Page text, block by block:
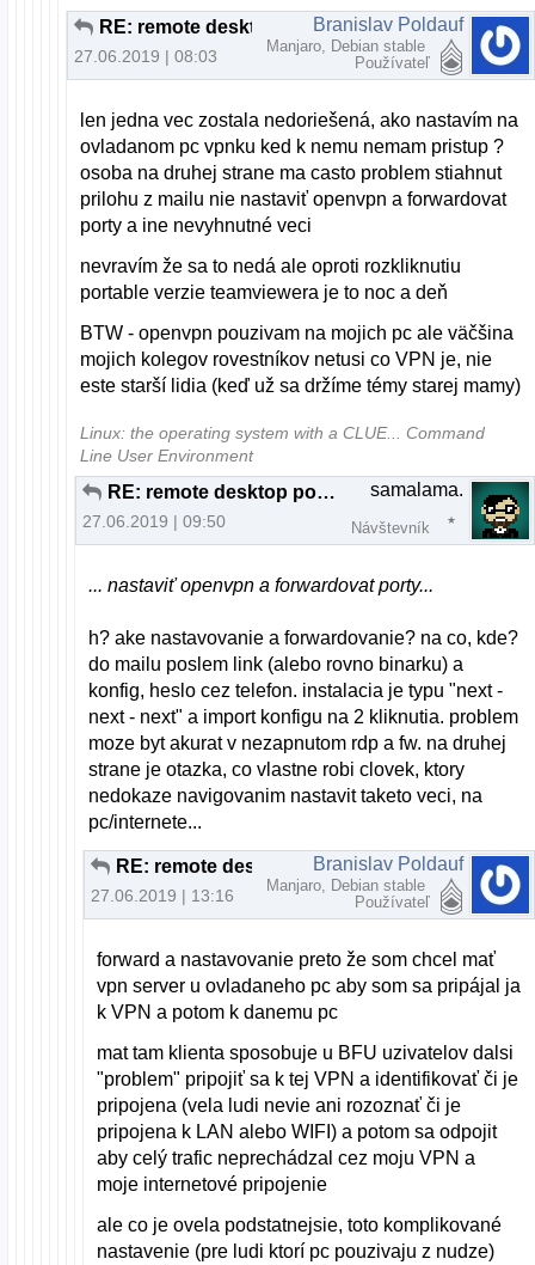
RE: remote desktop pod linuxom
27.06.2019 | 08:03
Branislav Poldauf
Manjaro, Debian stable
Používateľ
len jedna vec zostala nedoriešená, ako nastavím na
ovladanom pc vpnku ked k nemu nemam pristup ?
osoba na druhej strane ma casto problem stiahnut
prilohu z mailu nie nastaviť openvpn a forwardovat
porty a ine nevyhnutné veci
nevravím že sa to nedá ale oproti rozkliknutiu
portable verzie teamviewera je to noc a deň
BTW - openvpn pouzivam na mojich pc ale väčšina
mojich kolegov rovestníkov netusi co VPN je, nie
este starší lidia (keď už sa držíme témy starej mamy)
Linux: the operating system with a CLUE... Command
Line User Environment
RE: remote desktop pod linuxom
27.06.2019 | 09:50
samalama.
Návštevník
... nastaviť openvpn a forwardovat porty...
h? ake nastavovanie a forwardovanie? na co, kde?
do mailu poslem link (alebo rovno binarku) a
konfig, heslo cez telefon. instalacia je typu "next -
next - next" a import konfigu na 2 kliknutia. problem
moze byt akurat v nezapnutom rdp a fw. na druhej
strane je otazka, co vlastne robi clovek, ktory
nedokaze navigovanim nastavit taketo veci, na
pc/internete...
RE: remote desktop pod linuxom
27.06.2019 | 13:16
Branislav Poldauf
Manjaro, Debian stable
Používateľ
forward a nastavovanie preto že som chcel mať
vpn server u ovladaneho pc aby som sa pripájal ja
k VPN a potom k danemu pc
mat tam klienta sposobuje u BFU uzivatelov dalsi
"problem" pripojiť sa k tej VPN a identifikovať či je
pripojena (vela ludi nevie ani rozoznať či je
pripojena k LAN alebo WIFI) a potom sa odpojit
aby celý trafic neprechádzal cez moju VPN a
moje internetové pripojenie
ale co je ovela podstatnejsie, toto komplikované
nastavenie (pre ludi ktorí pc pouzivaju z nudze)